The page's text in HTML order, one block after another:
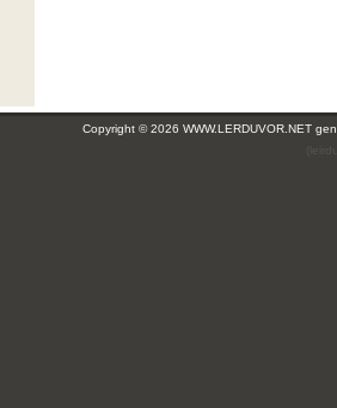
Copyright © 2026 WWW.LERDUVOR.NET